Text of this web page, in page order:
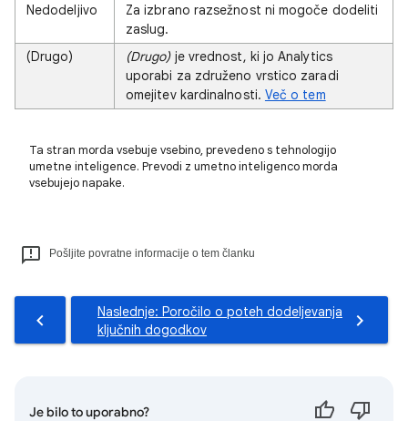
Nedodeljivo
Za izbrano razsežnost ni mogoče dodeliti
zaslug.
(Drugo)
(Drugo)je vrednost, ki jo Analytics
uporabi za združeno vrstico zaradi
omejitev kardinalnosti. Več o tem
Ta stran morda vsebuje vsebino, prevedeno s tehnologijo
umetne inteligence. Prevodi z umetno inteligenco morda
vsebujejo napake.
Pošljite povratne informacije o tem članku
Naslednje: Poročilo o poteh dodeljevanja
ključnih dogodkov
Je bilo to uporabno?